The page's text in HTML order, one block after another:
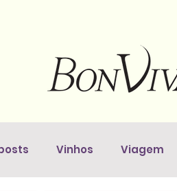
Vinhos Viagem